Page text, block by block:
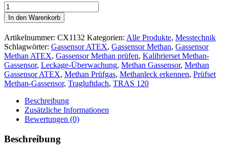
Methan-
Prüfgas
0,88
Vol-
%
(CH₄
Gasflasche)
für
Kalibrierset/Prüfset
Menge
In den Warenkorb
Artikelnummer: CX1132 Kategorien: Alle Produkte, Messtechnik
Schlagwörter: Gassensor ATEX, Gassensor Methan, Gassensor
Methan ATEX, Gassensor Methan prüfen, Kalibrierset Methan-
Gassensor, Leckage-Überwachung, Methan Gassensor, Methan
Gassensor ATEX, Methan Prüfgas, Methanleck erkennen, Prüfset
Methan-Gassensor, Tragluftdach, TRAS 120
Beschreibung
Zusätzliche Informationen
Bewertungen (0)
Beschreibung